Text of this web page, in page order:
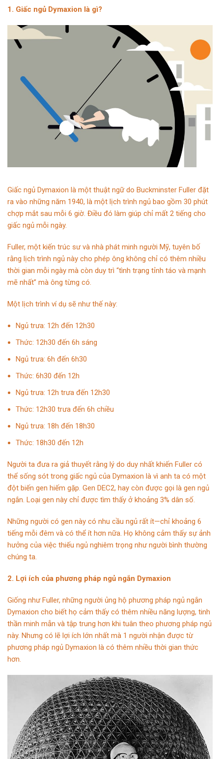
1. Giấc ngủ Dymaxion là gì?
Giấc ngủ Dymaxion là một thuật ngữ do Buckminster Fuller đặt
ra vào những năm 1940, là một lịch trình ngủ bao gồm 30 phút
chợp mắt sau mỗi 6 giờ. Điều đó làm giúp chỉ mất 2 tiếng cho
giấc ngủ mỗi ngày.
Fuller, một kiến ​​trúc sư và nhà phát minh người Mỹ, tuyên bố
rằng lịch trình ngủ này cho phép ông không chỉ có thêm nhiều
thời gian mỗi ngày mà còn duy trì “tình trạng tỉnh táo và mạnh
mẽ nhất” mà ông từng có.
Một lịch trình ví dụ sẽ như thế này:
Ngủ trưa: 12h đến 12h30
Thức: 12h30 đến 6h sáng
Ngủ trưa: 6h đến 6h30
Thức: 6h30 đến 12h
Ngủ trưa: 12h trưa đến 12h30
Thức: 12h30 trưa đến 6h chiều
Ngủ trưa: 18h đến 18h30
Thức: 18h30 đến 12h
Người ta đưa ra giả thuyết rằng lý do duy nhất khiến Fuller có
thể sống sót trong giấc ngủ của Dymaxion là vì anh ta có một
đột biến gen hiếm gặp. Gen DEC2, hay còn được gọi là gen ngủ
ngắn. Loại gen này chỉ được tìm thấy ở khoảng 3% dân số.
Những người có gen này có nhu cầu ngủ rất ít—chỉ khoảng 6
tiếng mỗi đêm và có thể ít hơn nữa. Họ không cảm thấy sự ảnh
hưởng của việc thiếu ngủ nghiêm trọng như người bình thường
chúng ta.
2. Lợi ích của phương pháp ngủ ngắn Dymaxion
Giống như Fuller, những người ủng hộ phương pháp ngủ ngắn
Dymaxion cho biết họ cảm thấy có thêm nhiều năng lượng, tinh
thần minh mẫn và tập trung hơn khi tuân theo phương pháp ngủ
này. Nhưng có lẽ lợi ích lớn nhất mà 1 người nhận được từ
phương pháp ngủ Dymaxion là có thêm nhiều thời gian thức
hơn.